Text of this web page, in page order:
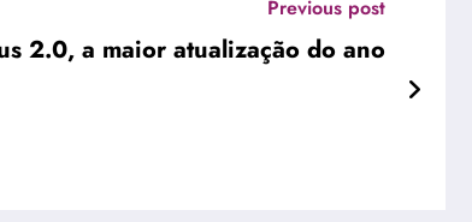
Previous post
2.0, a maior atualização do ano